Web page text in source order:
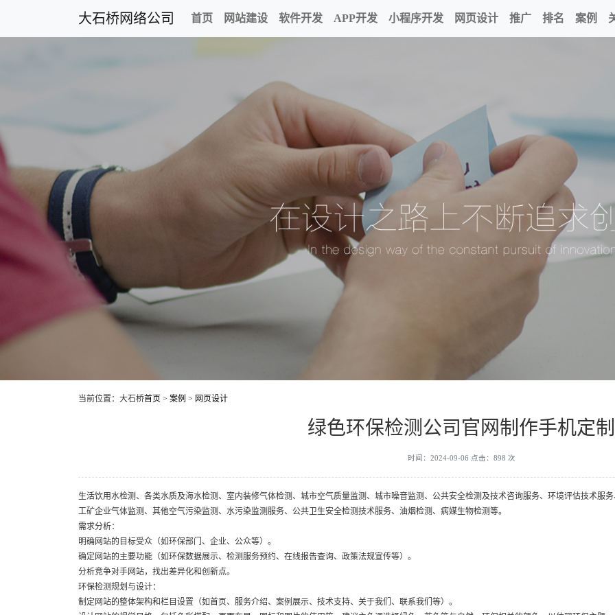
大石桥网络公司 首页 网站建设 软件开发 APP开发 小程序开发 网页设计 推广 排名 案例
当前位置：大石桥首页 > 案例 > 网页设计
绿色环保检测公司官网制作手机定制
时间：2024-09-06 点击：898 次
生活饮用水检测、各类水质及海水检测、室内装修气体检测、城市空气质量监测、城市噪音监测、公共安全检测及技术咨询服务、环境评估技术服
工矿企业气体监测、其他空气污染监测、水污染监测服务、公共卫生安全检测技术服务、油烟检测、病媒生物检测等。
需求分析：
明确网站的目标受众（如环保部门、企业、公众等）。
确定网站的主要功能（如环保数据展示、检测服务预约、在线报告查询、政策法规宣传等）。
分析竞争对手网站，找出差异化和创新点。
环保检测规划与设计：
制定网站的整体架构和栏目设置（如首页、服务介绍、案例展示、技术支持、关于我们、联系我们等）。